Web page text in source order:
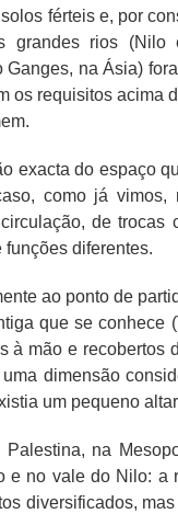
férteis e, por
grandes rios (Nilo
na Ásia)
os requisitos acima
exacta do espaço
como já vimos,
de
diferentes.
ao ponto de
que se conhece
à mão e recobertos
dimensão
um pequeno
na
e no vale do Nilo: a
diversificados,